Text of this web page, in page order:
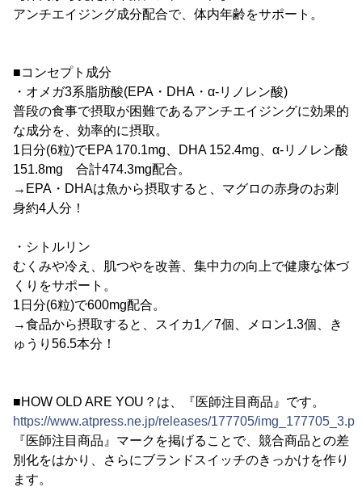
アンチエイジング成分配合で、体内年齢をサポート。
■コンセプト成分
・オメガ3系脂肪酸(EPA・DHA・α-リノレン酸)
普段の食事で摂取が困難であるアンチエイジングに効果的
な成分を、効率的に摂取。
1日分(6粒)でEPA 170.1mg、DHA 152.4mg、α-リノレン酸
151.8mg 合計474.3mg配合。
→EPA・DHAは魚から摂取すると、マグロの赤身のお刺
身約4人分！
・シトルリン
むくみや冷え、肌つやを改善、集中力の向上で健康な体づ
くりをサポート。
1日分(6粒)で600mg配合。
→食品から摂取すると、スイカ1／7個、メロン1.3個、き
ゅうり56.5本分！
■HOW OLD ARE YOU？は、『医師注目商品』です。
https://www.atpress.ne.jp/releases/177705/
『医師注目商品』マークを掲げることで、競合商品との差
別化をはかり、さらにブランドスイッチのきっかけを作り
ます。